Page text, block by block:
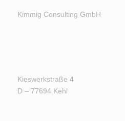
Kimmig Consulting GmbH
Kieswerkstraße 4
D – 77694 Kehl